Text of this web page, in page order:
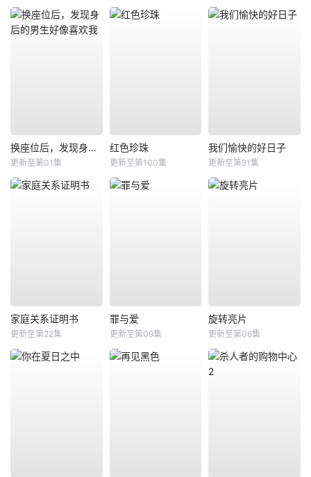
换座位后，发现身后的男生好像喜欢我
更新至第01集
红色珍珠
更新至第100集
我们愉快的好日子
更新至第91集
家庭关系证明书
更新至第22集
罪与爱
更新至第09集
旋转亮片
更新至第06集